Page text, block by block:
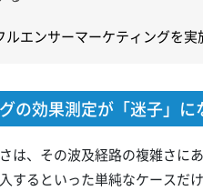
エンサーマーケティングを実
の効果測定が「迷子」に
は、その波及経路の複雑さに
るといった単純なケースだ